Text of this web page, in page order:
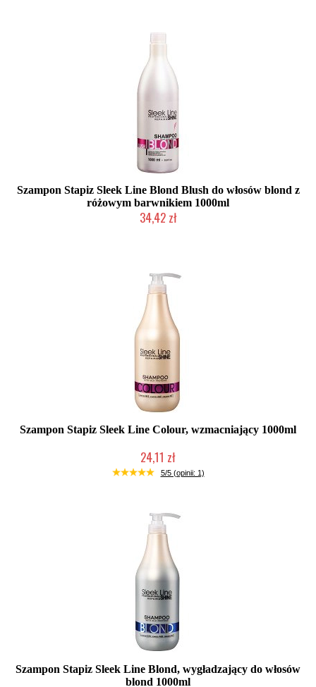
Szampon Stapiz Sleek Line Blond Blush do włosów blond z
różowym barwnikiem 1000ml
34,42 zł
Szampon Stapiz Sleek Line Colour, wzmacniający 1000ml
24,11 zł
Duża ilość (wysyłka w 24h)
5/5 (opinii: 1)
Szampon Stapiz Sleek Line Blond, wygładzający do włosów
blond 1000ml